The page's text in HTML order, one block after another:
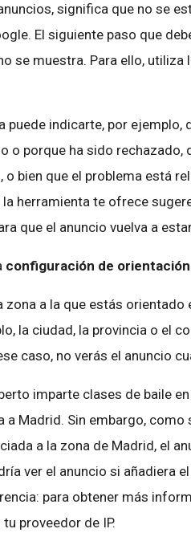
significa que no se
El siguiente paso que
se muestra. Para ello, utiliza
puede indicarte, por ejemplo,
o porque ha sido rechazado,
o bien que el problema está
la herramienta te ofrece
que el anuncio vuelva a
configuración de
zona a la que estás
la ciudad, la provincia o el
caso, no verás el anuncio
imparte clases de baile
a Madrid. Sin embargo,
a la zona de Madrid, el
ver el anuncio si añadiera
para obtener más
proveedor de IP.